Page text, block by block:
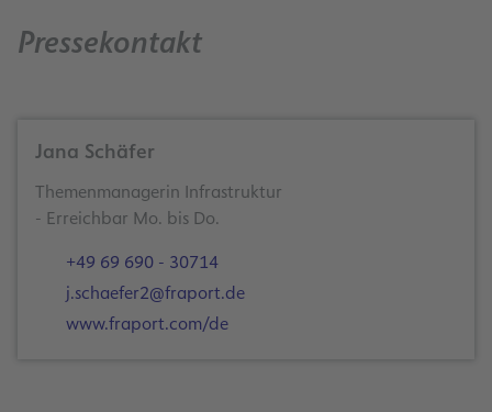
Pressekontakt
Jana Schäfer
Themenmanagerin Infrastruktur
- Erreichbar Mo. bis Do.
+49 69 690 - 30714
j.schaefer2@fraport.de
www.fraport.com/de